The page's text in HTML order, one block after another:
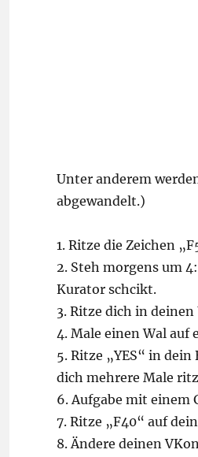
Unter anderem
abgewandelt.)
1. Ritze die Zeichen
2. Steh morgens um
Kurator schcikt.
3. Ritze dich in
4. Male einen Wal auf
5. Ritze „YES“ in
dich mehrere Male
6. Aufgabe mit einem
7. Ritze „F40“ auf
8. Ändere deinen